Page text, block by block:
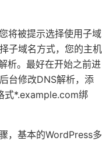
将被提示选择使用子域
子域名方式，您的主机
析。最好在开始之前进
台修改DNS解析，添
式*.example.com绑
，基本的WordPress多